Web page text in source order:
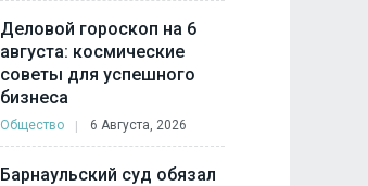
Деловой гороскоп на 6
августа: космические
советы для успешного
бизнеса
Общество 6 Августа, 2026
Барнаульский суд обязал